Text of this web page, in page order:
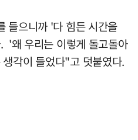
들으니까 '다 힘든 시간을
'왜 우리는 이렇게 돌고돌아
각이 들었다"고 덧붙였다.